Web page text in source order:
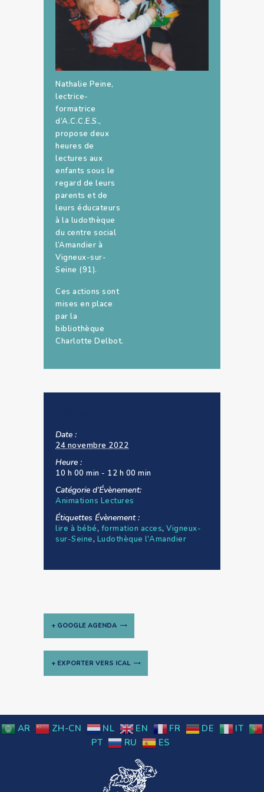
Nathalie Peine,
lectrice-
formatrice
d’A.C.C.E.S.,
propose deux
heures de
lectures aux
enfants sous le
regard de leurs
parents et de
leurs éducateurs
à la ludothèque
du centre social
l’Amandier à
Vigneux-sur-
Seine (91).
Ces actions sont
mises en place
par la
bibliothèque
Charlotte Delbot.
Date :
24 novembre 2022
Heure :
10 h 00 min - 12 h 00 min
Catégorie d’Évènement:
Animations Lectures
Étiquettes Évènement :
lire à bébé, formation acces, Vigneux-
sur-Seine, Ludothèque l'Amandier
+ GOOGLE AGENDA
+ EXPORTER VERS ICAL
Évènement
AR ZH-CN NL EN FR DE
IT
PT
RU ES